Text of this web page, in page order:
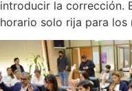
introducir la corrección.
horario solo rija para los